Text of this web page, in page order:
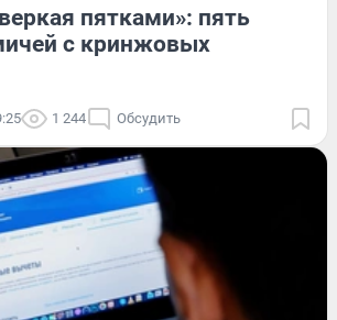
пятками»: пять
с кринжовых
1 244 Обсудить